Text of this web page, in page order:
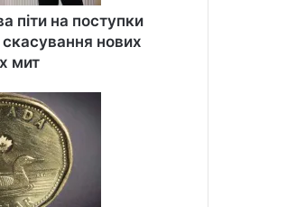
піти на поступки
нових
мит